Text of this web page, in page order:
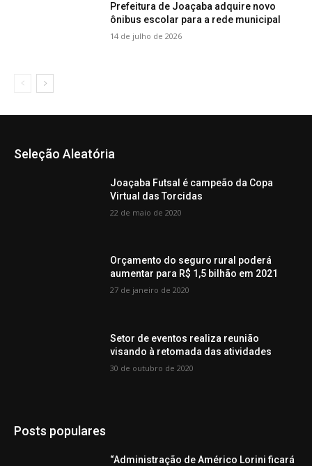
Prefeitura de Joaçaba adquire novo
ônibus escolar para a rede municipal
14 de julho de 2026
Seleção Aleatória
Joaçaba Futsal é campeão da Copa
Virtual das Torcidas
22 de maio de 2020
Orçamento do seguro rural poderá
aumentar para R$ 1,5 bilhão em 2021
27 de janeiro de 2020
Setor de eventos realiza reunião
visando à retomada das atividades
30 de outubro de 2020
Posts populares
“Administração de Américo Lorini ficará